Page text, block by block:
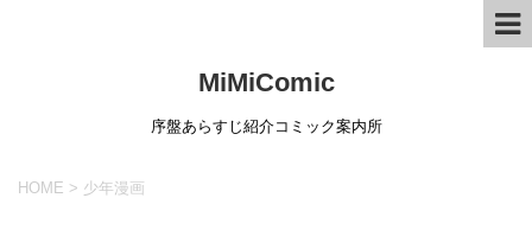
MiMiComic
序盤あらすじ紹介コミック案内所
HOME > 少年漫画